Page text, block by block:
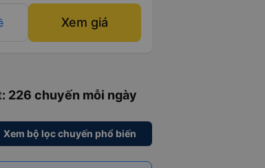
Xem giá
: 226 chuyến mỗi ngày
Xem bộ lọc chuyến phổ biến